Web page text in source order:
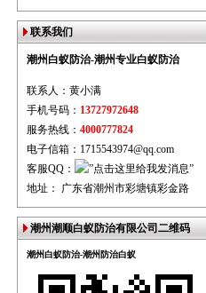
联系我们
潮州白蚁防治-潮州专业白蚁防治
联系人：黄小满
手机号码： 13727972648
服务热线： 4000777824
电子信箱：1715543974@qq.com
客服QQ：
地址： 广东省潮州市彩塘镇彩金路
潮州潮顺白蚁防治有限公司二维码
潮州白蚁防治-潮州防治白蚁